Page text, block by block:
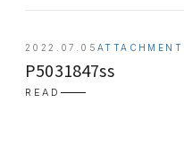
2022.07.05 ATTACHMENT
P5031847ss
READ